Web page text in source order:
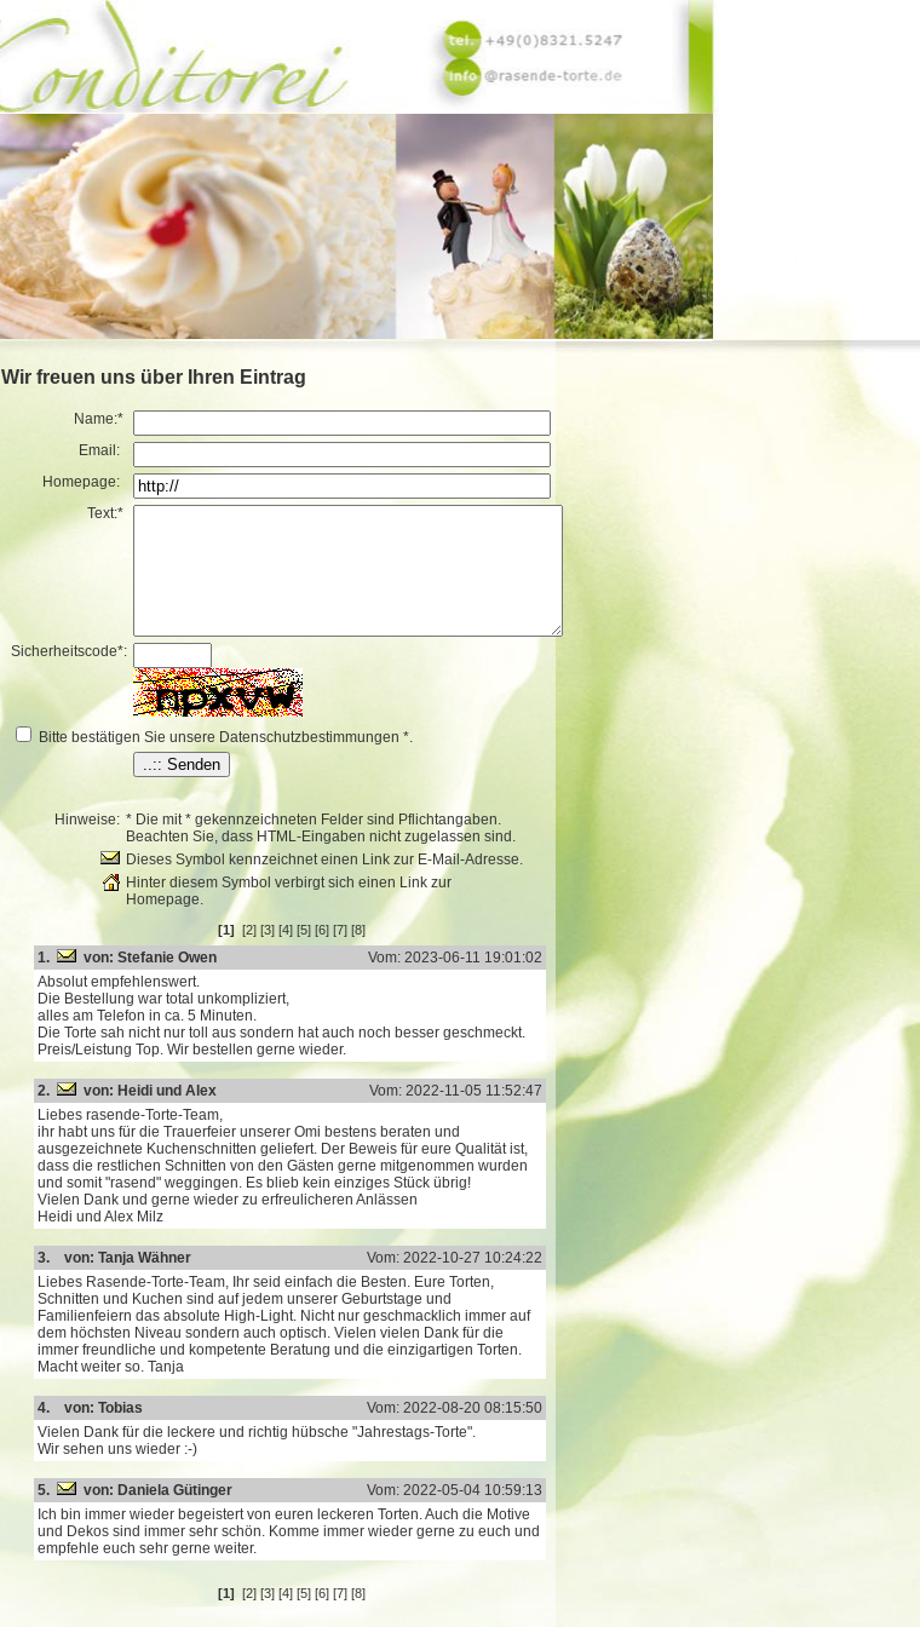
Wir freuen uns über Ihren Eintrag
Name:*
Email:
Homepage:
Text:*
Sicherheitscode*:
Bitte bestätigen Sie unsere Datenschutzbestimmungen *.
Hinweise: * Die mit * gekennzeichneten Felder sind Pflichtangaben.
Beachten Sie, dass HTML-Eingaben nicht zugelassen sind.
Dieses Symbol kennzeichnet einen Link zur E-Mail-Adresse.
Hinter diesem Symbol verbirgt sich einen Link zur
Homepage.
[1] [2] [3] [4] [5] [6] [7] [8]
1. von: Stefanie Owen
Vom: 2023-06-11 19:01:02
Absolut empfehlenswert.
Die Bestellung war total unkompliziert,
alles am Telefon in ca. 5 Minuten.
Die Torte sah nicht nur toll aus sondern hat auch noch besser geschmeckt.
Preis/Leistung Top. Wir bestellen gerne wieder.
2. von: Heidi und Alex
Vom: 2022-11-05 11:52:47
Liebes rasende-Torte-Team,
ihr habt uns für die Trauerfeier unserer Omi bestens beraten und
ausgezeichnete Kuchenschnitten geliefert. Der Beweis für eure Qualität ist,
dass die restlichen Schnitten von den Gästen gerne mitgenommen wurden
und somit "rasend" weggingen. Es blieb kein einziges Stück übrig!
Vielen Dank und gerne wieder zu erfreulicheren Anlässen
Heidi und Alex Milz
3. von: Tanja Wähner
Vom: 2022-10-27 10:24:22
Liebes Rasende-Torte-Team, Ihr seid einfach die Besten. Eure Torten,
Schnitten und Kuchen sind auf jedem unserer Geburtstage und
Familienfeiern das absolute High-Light. Nicht nur geschmacklich immer auf
dem höchsten Niveau sondern auch optisch. Vielen vielen Dank für die
immer freundliche und kompetente Beratung und die einzigartigen Torten.
Macht weiter so. Tanja
4. von: Tobias
Vom: 2022-08-20 08:15:50
Vielen Dank für die leckere und richtig hübsche "Jahrestags-Torte".
Wir sehen uns wieder :-)
5. von: Daniela Gütinger
Vom: 2022-05-04 10:59:13
Ich bin immer wieder begeistert von euren leckeren Torten. Auch die Motive
und Dekos sind immer sehr schön. Komme immer wieder gerne zu euch und
empfehle euch sehr gerne weiter.
[1] [2] [3] [4] [5] [6] [7] [8]